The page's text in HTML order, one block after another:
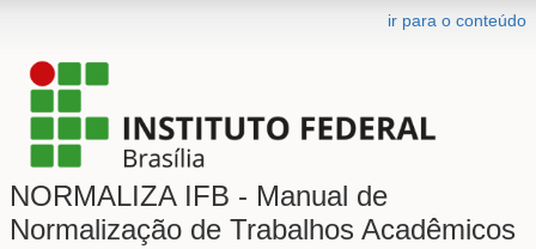
ir para o conteúdo
NORMALIZA IFB - Manual de
Normalização de Trabalhos Acadêmicos